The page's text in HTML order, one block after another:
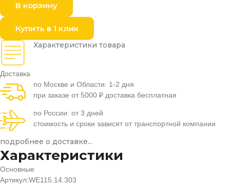
В корзину
Купить в 1 клик
Характеристики товара
Доставка
по Москве и Области: 1-2 дня
при заказе от 5000 ₽ доставка бесплатная
по России: от 3 дней
стоимость и сроки зависят от транспортной компании
подробнее о доставке...
Характеристики
Основные
Артикул:WE115.14.303